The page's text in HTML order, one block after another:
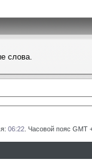
слова.
06:22 . Часовой пояс GMT